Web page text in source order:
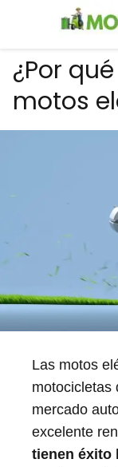
¿Por
motos
Las motos
motocicletas
mercado
excelente
tienen éxito